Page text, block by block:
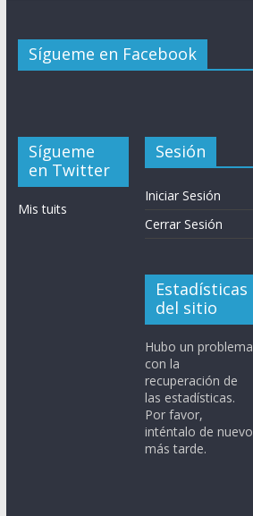
Sígueme en Facebook
Sígueme
en Twitter
Mis tuits
Sesión
Iniciar Sesión
Cerrar Sesión
Estadísticas
del sitio
Hubo un problema
con la
recuperación de
las estadísticas.
Por favor,
inténtalo de nuevo
más tarde.